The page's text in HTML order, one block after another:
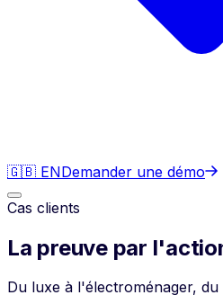
🇬🇧 ENDemander une démo
Cas clients
La preuve par
Du luxe à l'électroménager, du